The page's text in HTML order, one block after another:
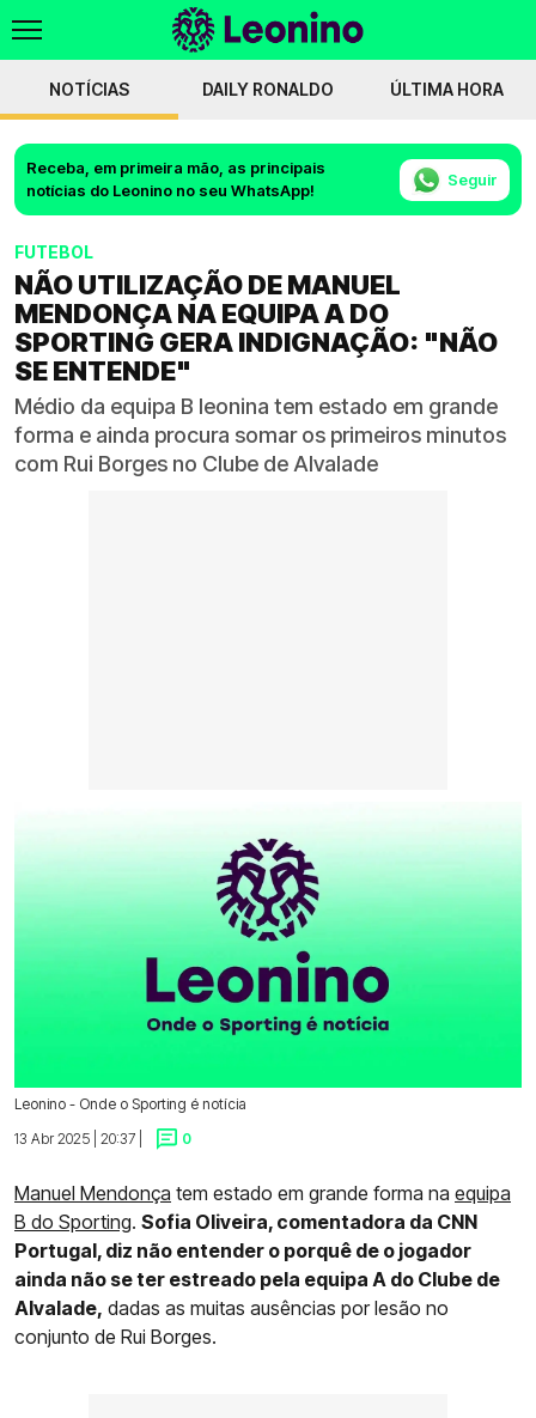
NOTÍCIAS DAILY RONALDO ÚLTIMA HORA
Receba, em primeira mão, as principais
notícias do Leonino no seu WhatsApp!
Seguir
FUTEBOL
NÃO UTILIZAÇÃO DE MANUEL
MENDONÇA NA EQUIPA A DO
SPORTING GERA INDIGNAÇÃO: "NÃO
SE ENTENDE"
Médio da equipa B leonina tem estado em grande
forma e ainda procura somar os primeiros minutos
com Rui Borges no Clube de Alvalade
Leonino - Onde o Sporting é notícia
13 Abr 2025 | 20:37 |
0
Manuel Mendonça tem estado em grande forma na equipa
B do Sporting. Sofia Oliveira, comentadora da CNN
Portugal, diz não entender o porquê de o jogador
ainda não se ter estreado pela equipa A do Clube de
Alvalade, dadas as muitas ausências por lesão no
conjunto de Rui Borges.